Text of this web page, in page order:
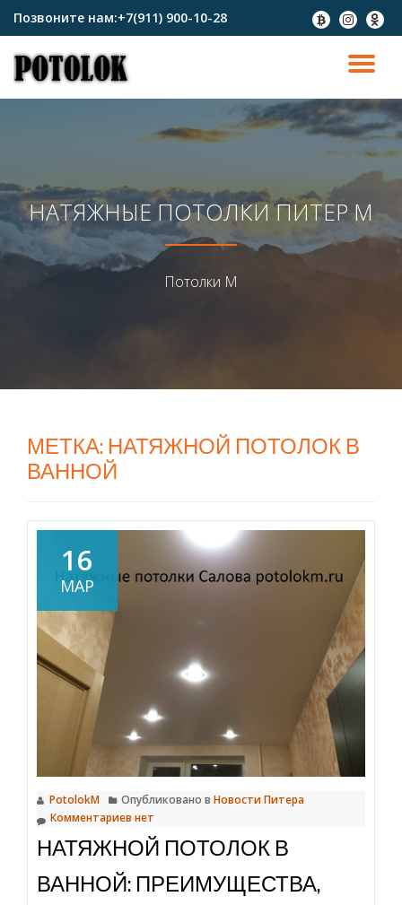
содержимому
Позвоните нам:+7(911) 900-10-28
fa-
btc
fa-
instagram
fa-
НАТЯЖНЫЕ ПОТОЛКИ ПИТЕР М
Потолки М
МЕТКА: НАТЯЖНОЙ ПОТОЛОК В
ВАННОЙ
16
МАР
PotolokM Опубликовано в Новости Питера
Комментариев нет
НАТЯЖНОЙ ПОТОЛОК В
ВАННОЙ: ПРЕИМУЩЕСТВА,